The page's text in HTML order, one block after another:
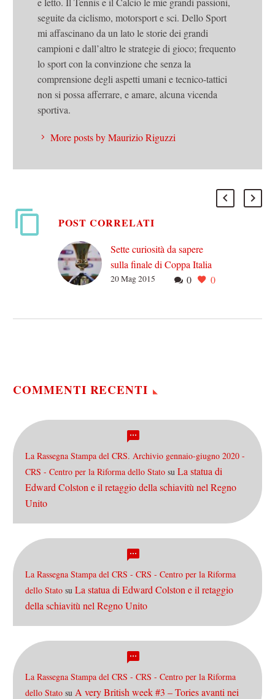
seguite da ciclismo, motorsport e sci. Dello Sport
mi affascinano da un lato le storie dei grandi
campioni e dall’altro le strategie di gioco; frequento
lo sport con la convinzione che senza la
comprensione degli aspetti umani e tecnico-tattici
non si possa afferrare, e amare, alcuna vicenda
sportiva.
More posts by Maurizio Riguzzi
POST CORRELATI
Sette curiosità da sapere
sulla finale di Coppa Italia
Con l’incontro Juventus-
0 0
20 Mag 2015
COMMENTI RECENTI
La Rassegna Stampa del CRS. Archivio gennaio-giugno 2020 -
CRS - Centro per la Riforma dello Stato su La statua di
Edward Colston e il retaggio della schiavitù nel Regno
Unito
La Rassegna Stampa del CRS - CRS - Centro per la Riforma
dello Stato su La statua di Edward Colston e il retaggio
della schiavitù nel Regno Unito
La Rassegna Stampa del CRS - CRS - Centro per la Riforma
dello Stato su A very British week #3 – Tories avanti nei